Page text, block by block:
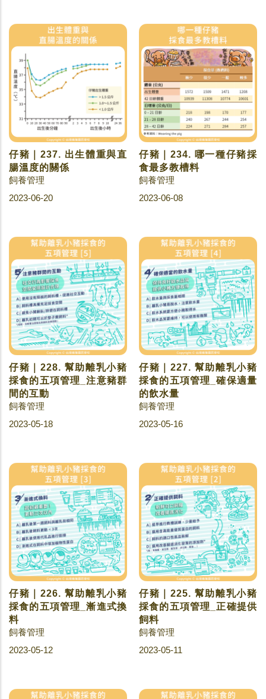
仔豬｜237. 出生體重與直
腸溫度的關係
飼養管理
2023-06-20
仔豬｜234. 哪一種仔豬採
食最多教槽料
飼養管理
2023-06-08
仔豬｜228. 幫助離乳小豬
採食的五項管理_注意豬群
間的互動
飼養管理
2023-05-18
仔豬｜227. 幫助離乳小豬
採食的五項管理_確保適量
的飲水量
飼養管理
2023-05-16
仔豬｜226. 幫助離乳小豬
採食的五項管理_漸進式換
料
飼養管理
2023-05-12
仔豬｜225. 幫助離乳小豬
採食的五項管理_正確提供
飼料
飼養管理
2023-05-11